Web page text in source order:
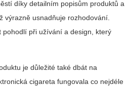
díky detailním popisům produktů a
výrazně usnadňuje rozhodování.
pohodlí při užívání a design, který
je důležité také dbát na
cigareta fungovala co nejdéle